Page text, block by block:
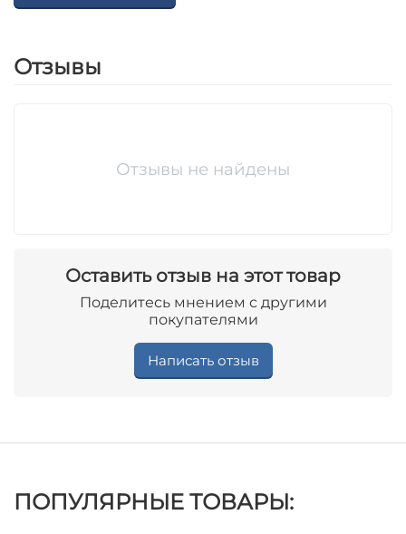
Отзывы
Отзывы не найдены
Оставить отзыв на этот товар
Поделитесь мнением с другими
покупателями
Написать отзыв
ПОПУЛЯРНЫЕ ТОВАРЫ: